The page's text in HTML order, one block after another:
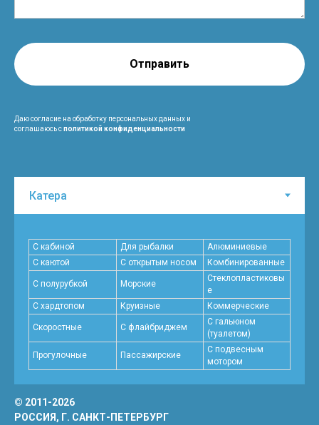
Отправить
Даю согласие на обработку персональных данных и
соглашаюсь сполитикой конфиденциальности
С кабиной Для рыбалки
Алюминиевые
С каютой
С открытым носом Комбинированные
С полурубкой Морские
Стеклопластиковы
е
С хардтопом
Круизные Коммерческие
Скоростные C флайбриджем
С гальюном
(туалетом)
Прогулочные Пассажирские
С подвесным
мотором
© 2011-2026
РОССИЯ, Г. САНКТ-ПЕТЕРБУРГ